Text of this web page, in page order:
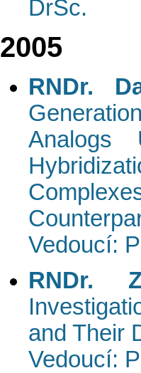
DrSc.
2005
RNDr.
Analogs
Vedoucí:
RNDr.
and Their
Vedoucí: